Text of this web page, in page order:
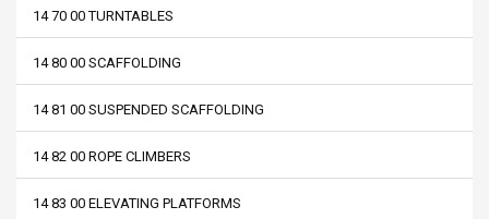
14 70 00 TURNTABLES
14 80 00 SCAFFOLDING
14 81 00 SUSPENDED SCAFFOLDING
14 82 00 ROPE CLIMBERS
14 83 00 ELEVATING PLATFORMS